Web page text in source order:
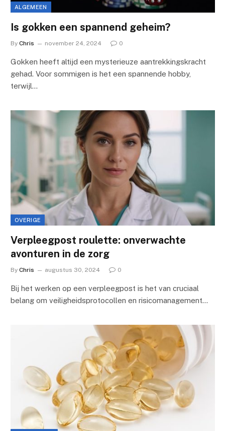
ALGEMEEN
Is gokken een spannend geheim?
By Chris november 24, 2024 0
Gokken heeft altijd een mysterieuze aantrekkingskracht
gehad. Voor sommigen is het een spannende hobby,
terwijl…
OVERIGE
Verpleegpost roulette: onverwachte
avonturen in de zorg
By Chris augustus 30, 2024 0
Bij het werken op een verpleegpost is het van cruciaal
belang om veiligheidsprotocollen en risicomanagement…